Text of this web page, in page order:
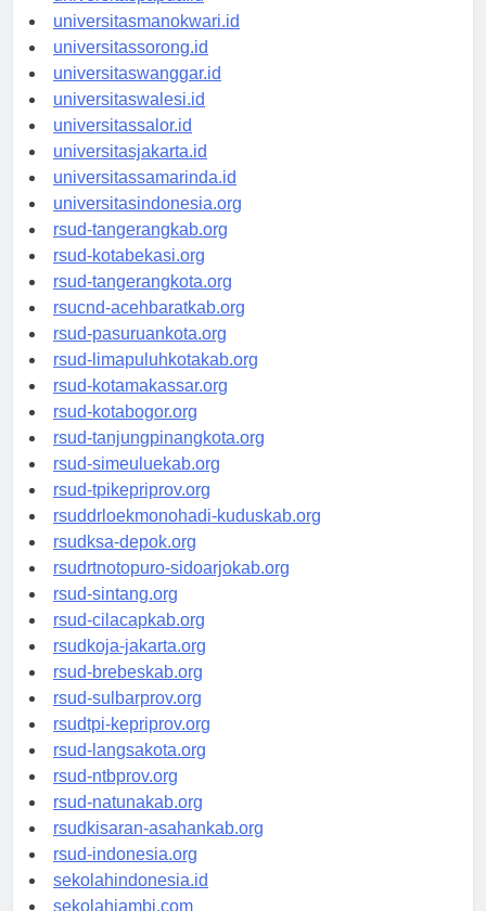
universitaspapua.id
universitasmanokwari.id
universitassorong.id
universitaswanggar.id
universitaswalesi.id
universitassalor.id
universitasjakarta.id
universitassamarinda.id
universitasindonesia.org
rsud-tangerangkab.org
rsud-kotabekasi.org
rsud-tangerangkota.org
rsucnd-acehbaratkab.org
rsud-pasuruankota.org
rsud-limapuluhkotakab.org
rsud-kotamakassar.org
rsud-kotabogor.org
rsud-tanjungpinangkota.org
rsud-simeuluekab.org
rsud-tpikepriprov.org
rsuddrloekmonohadi-kuduskab.org
rsudksa-depok.org
rsudrtnotopuro-sidoarjokab.org
rsud-sintang.org
rsud-cilacapkab.org
rsudkoja-jakarta.org
rsud-brebeskab.org
rsud-sulbarprov.org
rsudtpi-kepriprov.org
rsud-langsakota.org
rsud-ntbprov.org
rsud-natunakab.org
rsudkisaran-asahankab.org
rsud-indonesia.org
sekolahindonesia.id